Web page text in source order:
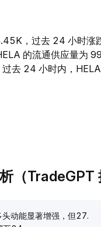
，过去 24 小时涨
的流通供应量为
去 24 小时内，
（TradeGPT
头动能显著增强，但27.